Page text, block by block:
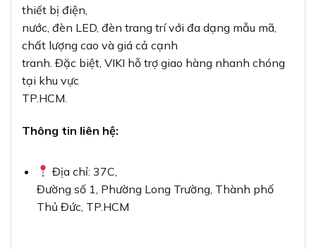
thiết bị điện,
nước, đèn LED, đèn trang trí với đa dạng mẫu mã,
chất lượng cao và giá cả cạnh
tranh. Đặc biệt, VIKI hỗ trợ giao hàng nhanh chóng
tại khu vực
TP.HCM.
Thông tin liên hệ:
Địa chỉ: 37C,
Đường số 1, Phường Long Trường, Thành phố
Thủ Đức, TP.HCM